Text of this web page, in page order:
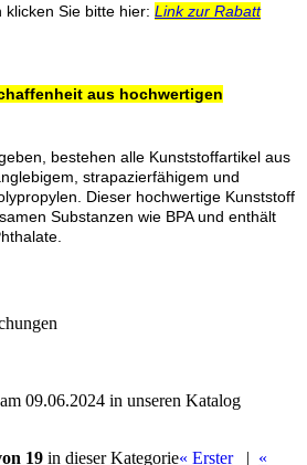
Sie bitte hier: Link zur Rabatt
aus hochwertigen
bestehen alle Kunststoffartikel aus
strapazierfähigem und
Dieser hochwertige Kunststoff
Substanzen wie BPA und enthält
09.06.2024 in unseren Katalog
19 in dieser Kategorie« Erster| «